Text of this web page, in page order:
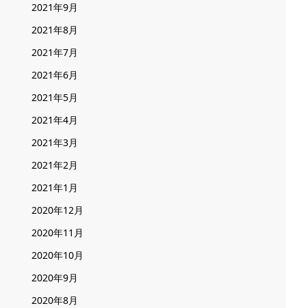
2021年9月
2021年8月
2021年7月
2021年6月
2021年5月
2021年4月
2021年3月
2021年2月
2021年1月
2020年12月
2020年11月
2020年10月
2020年9月
2020年8月